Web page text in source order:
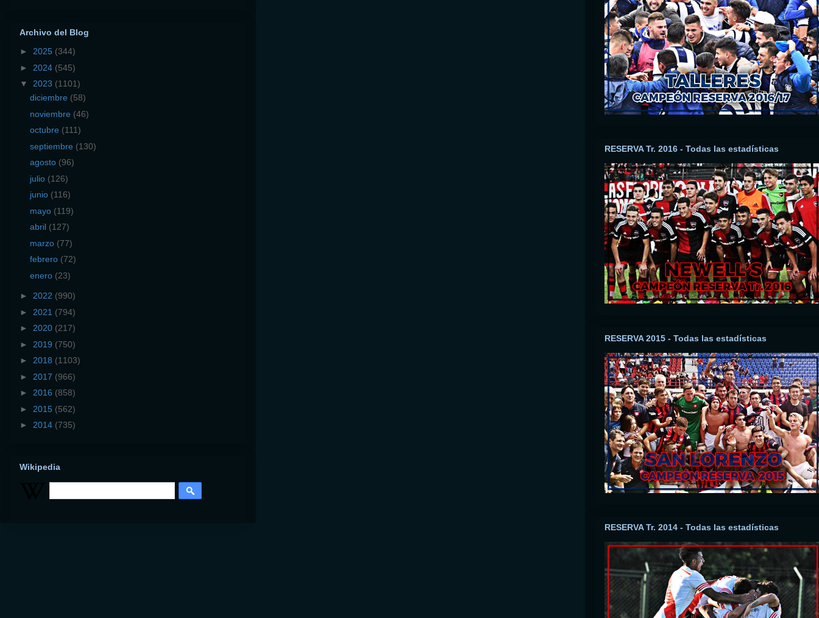
Archivo del Blog
► 2025 (344)
► 2024 (545)
▼ 2023 (1101)
diciembre (58)
noviembre (46)
octubre (111)
septiembre (130)
agosto (96)
julio (126)
junio (116)
mayo (119)
abril (127)
marzo (77)
febrero (72)
enero (23)
► 2022 (990)
► 2021 (794)
► 2020 (217)
► 2019 (750)
► 2018 (1103)
► 2017 (966)
► 2016 (858)
► 2015 (562)
► 2014 (735)
Wikipedia
RESERVA Tr. 2016 - Todas las estadísticas
RESERVA 2015 - Todas las estadísticas
RESERVA Tr. 2014 - Todas las estadísticas